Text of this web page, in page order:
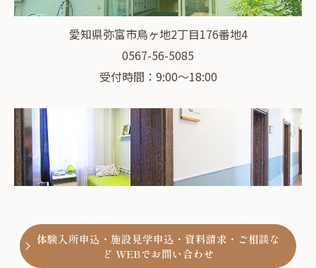
愛知県弥富市鳥ヶ地2丁目176番地4
0567-56-5085
受付時間：9:00～18:00
体験入所申込・施設見学申込・資料請求・ご相談な
ど WEBでお問い合わせ